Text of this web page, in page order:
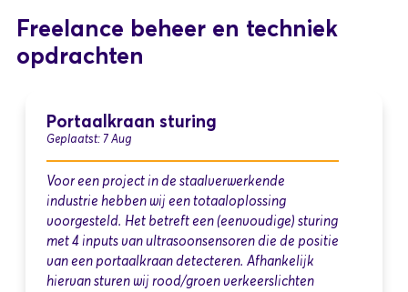
Freelance beheer en techniek
opdrachten
Portaalkraan sturing
Geplaatst: 7 Aug
Voor een project in de staalverwerkende
industrie hebben wij een totaaloplossing
voorgesteld. Het betreft een (eenvoudige) sturing
met 4 inputs van ultrasoonsensoren die de positie
van een portaalkraan detecteren. Afhankelijk
hiervan sturen wij rood/groen verkeerslichten